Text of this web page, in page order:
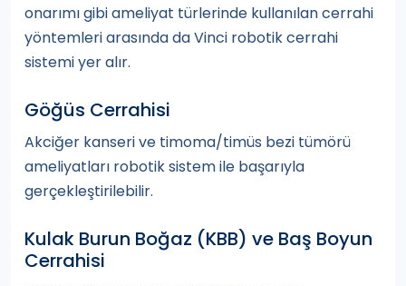
onarımı gibi ameliyat türlerinde kullanılan cerrahi
yöntemleri arasında da Vinci robotik cerrahi
sistemi yer alır.
Göğüs Cerrahisi
Akciğer kanseri ve timoma/timüs bezi tümörü
ameliyatları robotik sistem ile başarıyla
gerçekleştirilebilir.
Kulak Burun Boğaz (KBB) ve Baş Boyun
Cerrahisi